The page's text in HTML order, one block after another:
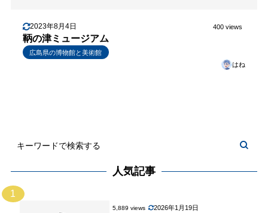
2023年8月4日 400 views
鞆の津ミュージアム
広島県の博物館と美術館
はね
人気記事
1
5,889 views 2026年1月19日